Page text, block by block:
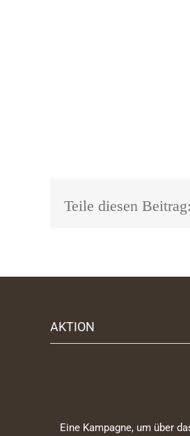
Teile diesen Beitrag:
AKTION
Eine Kampagne, um über